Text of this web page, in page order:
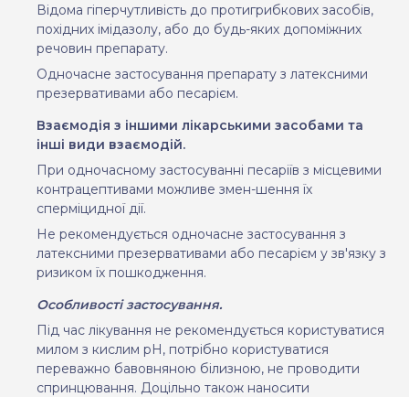
Відома гіперчутливість до протигрибкових засобів,
похідних імідазолу, або до будь-яких допоміжних
речовин препарату.
Одночасне застосування препарату з латексними
презервативами або песарієм.
Взаємодія з іншими лікарськими засобами та
інші види взаємодій.
При одночасному застосуванні песаріїв з місцевими
контрацептивами можливе змен-шення їх
сперміцидної дії.
Не рекомендується одночасне застосування з
латексними презервативами або песарієм у зв'язку з
ризиком їх пошкодження.
Особливості застосування.
Під час лікування не рекомендується користуватися
милом з кислим рН, потрібно користуватися
переважно бавовняною білизною, не проводити
спринцювання. Доцільно також наносити